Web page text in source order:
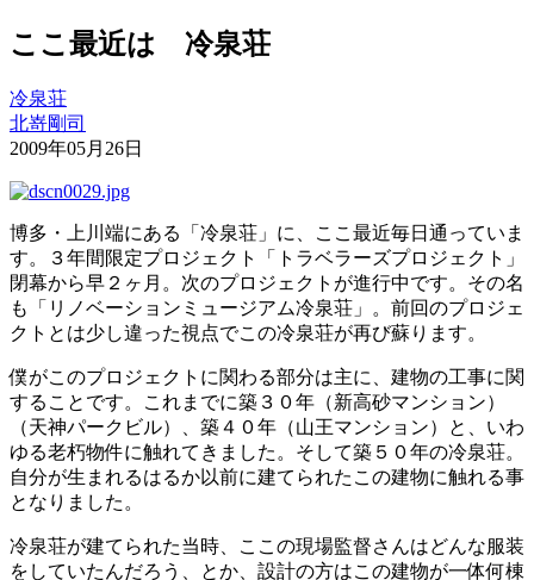
ここ最近は 冷泉荘
冷泉荘
北嵜剛司
2009年05月26日
博多・上川端にある「冷泉荘」に、ここ最近毎日通っていま
す。３年間限定プロジェクト「トラベラーズプロジェクト」
閉幕から早２ヶ月。次のプロジェクトが進行中です。その名
も「リノベーションミュージアム冷泉荘」。前回のプロジェ
クトとは少し違った視点でこの冷泉荘が再び蘇ります。
僕がこのプロジェクトに関わる部分は主に、建物の工事に関
することです。これまでに築３０年（新高砂マンション）
（天神パークビル）、築４０年（山王マンション）と、いわ
ゆる老朽物件に触れてきました。そして築５０年の冷泉荘。
自分が生まれるはるか以前に建てられたこの建物に触れる事
となりました。
冷泉荘が建てられた当時、ここの現場監督さんはどんな服装
をしていたんだろう、とか、設計の方はこの建物が一体何棟